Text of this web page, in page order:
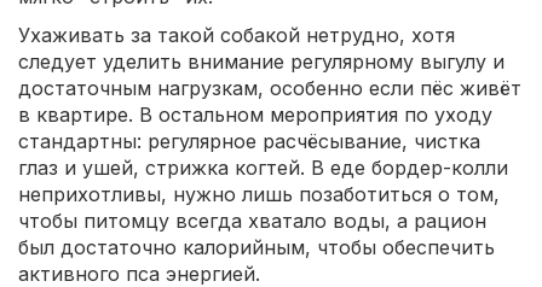
Ухаживать за такой собакой нетрудно, хотя
следует уделить внимание регулярному выгулу и
достаточным нагрузкам, особенно если пёс живёт
в квартире. В остальном мероприятия по уходу
стандартны: регулярное расчёсывание, чистка
глаз и ушей, стрижка когтей. В еде бордер-колли
неприхотливы, нужно лишь позаботиться о том,
чтобы питомцу всегда хватало воды, а рацион
был достаточно калорийным, чтобы обеспечить
активного пса энергией.